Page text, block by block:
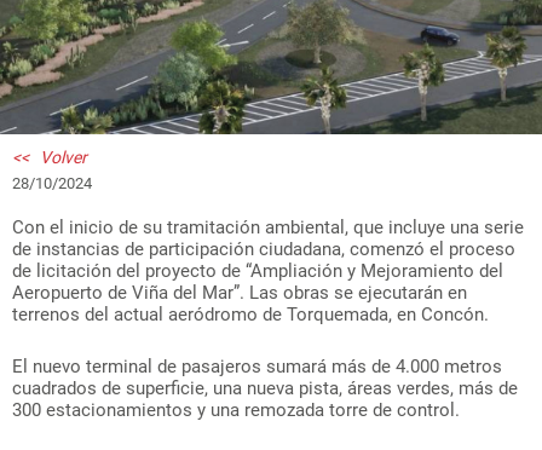
<< Volver
28/10/2024
Con el inicio de su tramitación ambiental, que incluye una serie
de instancias de participación ciudadana, comenzó el proceso
de licitación del proyecto de “Ampliación y Mejoramiento del
Aeropuerto de Viña del Mar”. Las obras se ejecutarán en
terrenos del actual aeródromo de Torquemada, en Concón.
El nuevo terminal de pasajeros sumará más de 4.000 metros
cuadrados de superficie, una nueva pista, áreas verdes, más de
300 estacionamientos y una remozada torre de control.